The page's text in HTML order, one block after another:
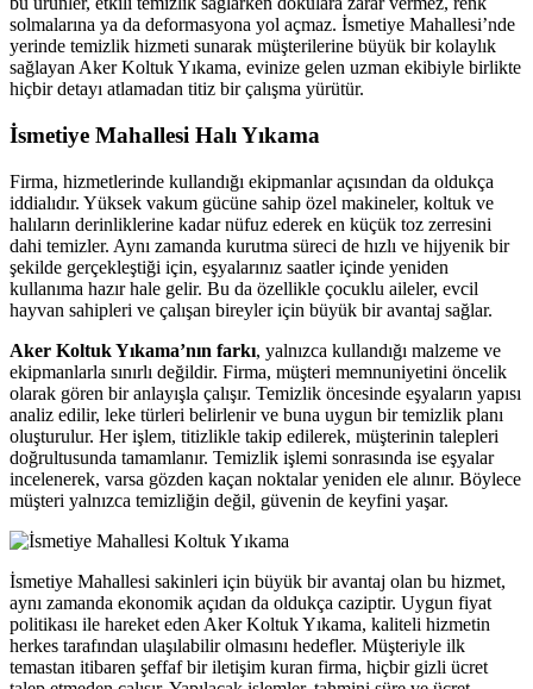
solmalarına ya da deformasyona yol açmaz. İsmetiye Mahallesi’nde
yerinde temizlik hizmeti sunarak müşterilerine büyük bir kolaylık
sağlayan Aker Koltuk Yıkama, evinize gelen uzman ekibiyle birlikte
hiçbir detayı atlamadan titiz bir çalışma yürütür.
İsmetiye Mahallesi Halı Yıkama
Firma, hizmetlerinde kullandığı ekipmanlar açısından da oldukça
iddialıdır. Yüksek vakum gücüne sahip özel makineler, koltuk ve
halıların derinliklerine kadar nüfuz ederek en küçük toz zerresini
dahi temizler. Aynı zamanda kurutma süreci de hızlı ve hijyenik bir
şekilde gerçekleştiği için, eşyalarınız saatler içinde yeniden
kullanıma hazır hale gelir. Bu da özellikle çocuklu aileler, evcil
hayvan sahipleri ve çalışan bireyler için büyük bir avantaj sağlar.
Aker Koltuk Yıkama’nın farkı, yalnızca kullandığı malzeme ve
ekipmanlarla sınırlı değildir. Firma, müşteri memnuniyetini öncelik
olarak gören bir anlayışla çalışır. Temizlik öncesinde eşyaların yapısı
analiz edilir, leke türleri belirlenir ve buna uygun bir temizlik planı
oluşturulur. Her işlem, titizlikle takip edilerek, müşterinin talepleri
doğrultusunda tamamlanır. Temizlik işlemi sonrasında ise eşyalar
incelenerek, varsa gözden kaçan noktalar yeniden ele alınır. Böylece
müşteri yalnızca temizliğin değil, güvenin de keyfini yaşar.
İsmetiye Mahallesi sakinleri için büyük bir avantaj olan bu hizmet,
aynı zamanda ekonomik açıdan da oldukça caziptir. Uygun fiyat
politikası ile hareket eden Aker Koltuk Yıkama, kaliteli hizmetin
herkes tarafından ulaşılabilir olmasını hedefler. Müşteriyle ilk
temastan itibaren şeffaf bir iletişim kuran firma, hiçbir gizli ücret